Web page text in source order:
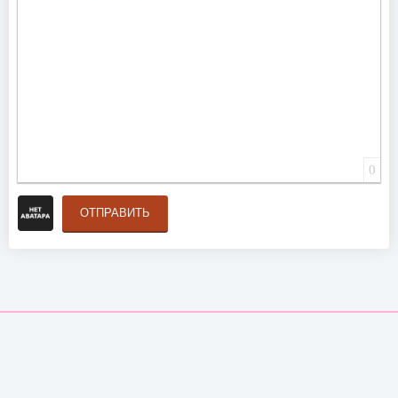
0
ОТПРАВИТЬ